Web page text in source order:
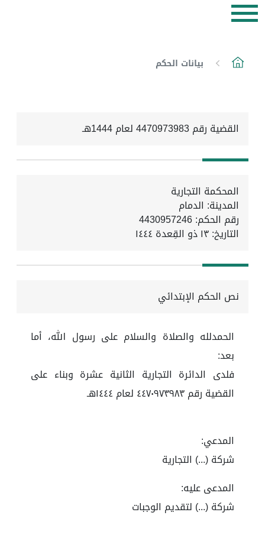
بيانات الحكم
القضية رقم 4470973983 لعام 1444هـ
المحكمة التجارية
المدينة: الدمام
رقم الحكم: 4430957246
التاريخ:١٣ ذو القِعدة ١٤٤٤
نص الحكم الإبتدائي
الحمدلله والصلاة والسلام على رسول الله، أما
بعد:
فلدى الدائرة التجارية الثانية عشرة وبناء على
القضية رقم ٤٤٧٠٩٧٣٩٨٣ لعام ١٤٤٤هـ
المدعي:
شركة (...) التجارية
المدعى عليه:
شركة (...) لتقديم الوجبات